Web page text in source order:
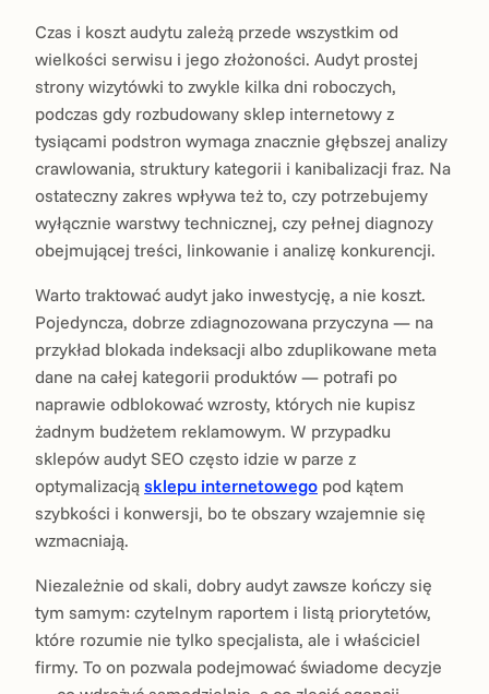
Czas i koszt audytu zależą przede wszystkim od
wielkości serwisu i jego złożoności. Audyt prostej
strony wizytówki to zwykle kilka dni roboczych,
podczas gdy rozbudowany sklep internetowy z
tysiącami podstron wymaga znacznie głębszej analizy
crawlowania, struktury kategorii i kanibalizacji fraz. Na
ostateczny zakres wpływa też to, czy potrzebujemy
wyłącznie warstwy technicznej, czy pełnej diagnozy
obejmującej treści, linkowanie i analizę konkurencji.
Warto traktować audyt jako inwestycję, a nie koszt.
Pojedyncza, dobrze zdiagnozowana przyczyna — na
przykład blokada indeksacji albo zduplikowane meta
dane na całej kategorii produktów — potrafi po
naprawie odblokować wzrosty, których nie kupisz
żadnym budżetem reklamowym. W przypadku
sklepów audyt SEO często idzie w parze z
optymalizacją sklepu internetowego pod kątem
szybkości i konwersji, bo te obszary wzajemnie się
wzmacniają.
Niezależnie od skali, dobry audyt zawsze kończy się
tym samym: czytelnym raportem i listą priorytetów,
które rozumie nie tylko specjalista, ale i właściciel
firmy. To on pozwala podejmować świadome decyzje